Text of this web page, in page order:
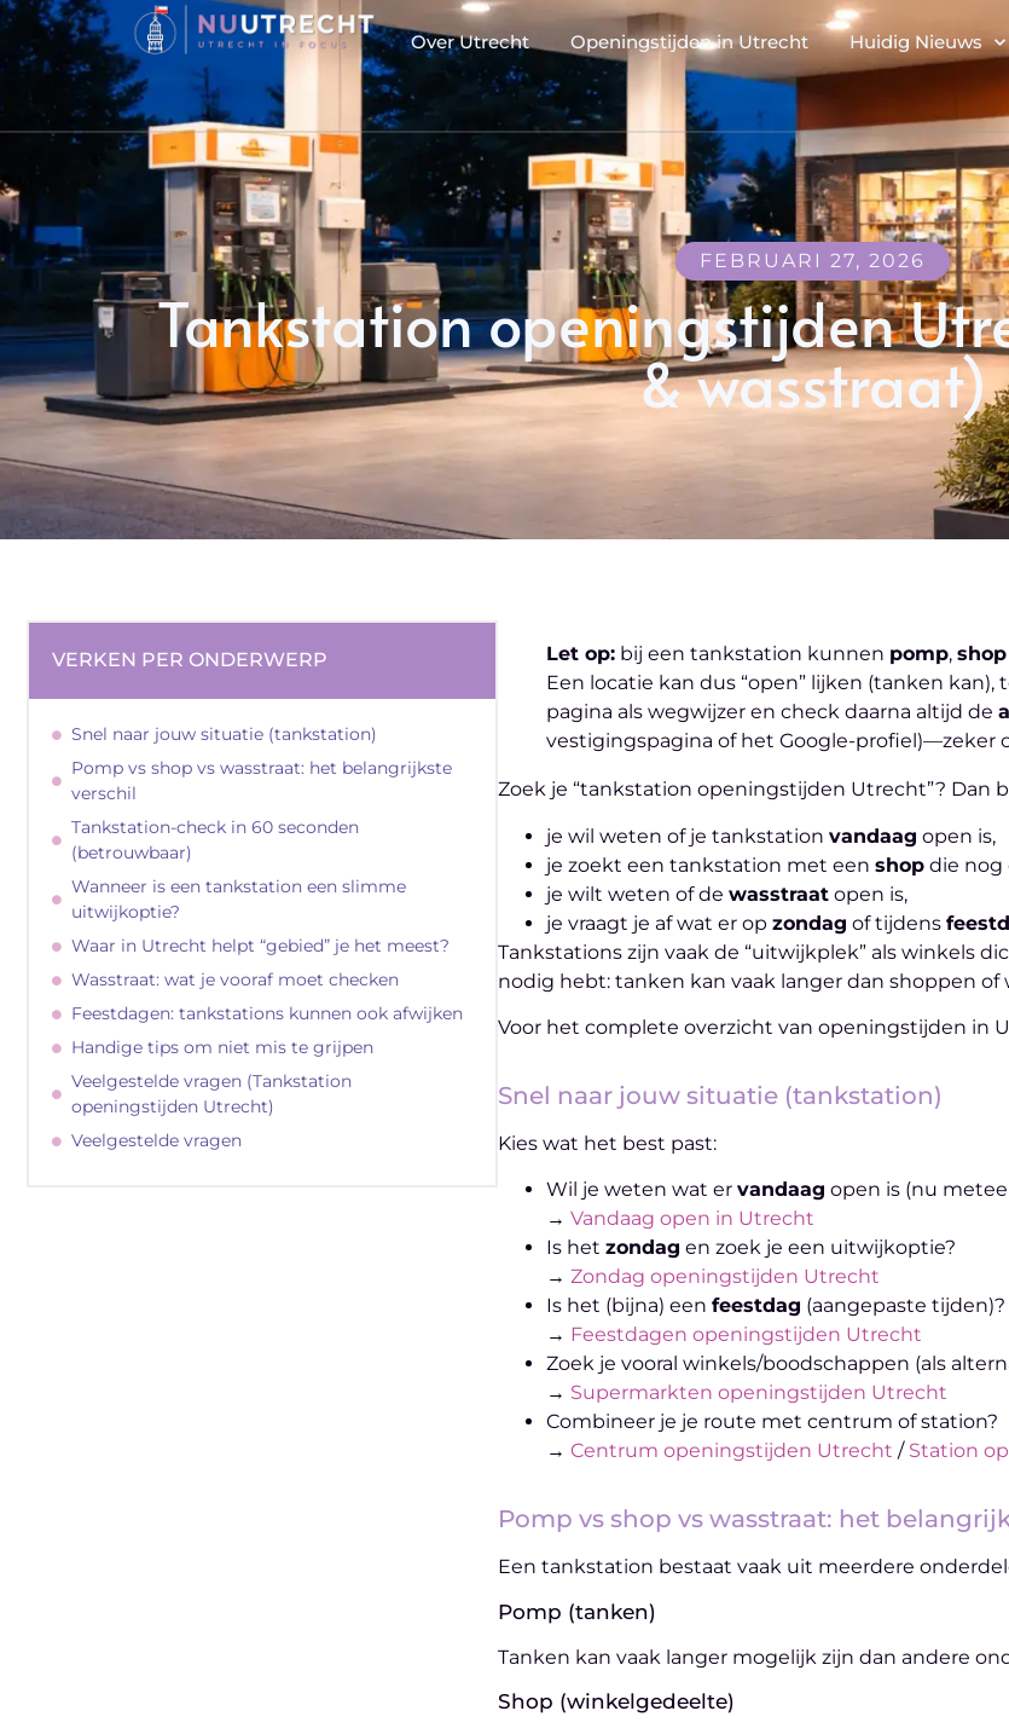
Over Utrecht Openingstijden in Utrecht Huidig Nieuws
FEBRUARI 27, 2026
Tankstation openingstijden
& wasstraat)
Let op: bij een tankstation kunnen pomp, shop
Een locatie kan dus “open” lijken (tanken
pagina als wegwijzer en check daarna altijd de
vestigingspagina of het Google-profiel)—zeker
Zoek je “tankstation openingstijden Utrecht”? Dan
je wil weten of je tankstation vandaag open is,
je zoekt een tankstation met een shop die nog
je wilt weten of de wasstraat open is,
je vraagt je af wat er op zondag of tijdens
Tankstations zijn vaak de “uitwijkplek” als winkels
nodig hebt: tanken kan vaak langer dan shoppen of
Voor het complete overzicht van openingstijden in
Snel naar jouw situatie (tankstation)
Kies wat het best past:
Wil je weten wat er vandaag open is (nu
→ Vandaag open in Utrecht
Is het zondag en zoek je een uitwijkoptie?
→ Zondag openingstijden Utrecht
Is het (bijna) een feestdag (aangepaste tijden)?
→ Feestdagen openingstijden Utrecht
Zoek je vooral winkels/boodschappen (als
→ Supermarkten openingstijden Utrecht
Combineer je je route met centrum of station?
→ Centrum openingstijden Utrecht / Station
Pomp vs shop vs wasstraat: het
Een tankstation bestaat vaak uit meerdere
Pomp (tanken)
Tanken kan vaak langer mogelijk zijn dan andere
Shop (winkelgedeelte)
VERKEN PER ONDERWERP
Snel naar jouw situatie (tankstation)
Pomp vs shop vs wasstraat: het belangrijkste
verschil
Tankstation-check in 60 seconden
(betrouwbaar)
Wanneer is een tankstation een slimme
uitwijkoptie?
Waar in Utrecht helpt “gebied” je het meest?
Wasstraat: wat je vooraf moet checken
Feestdagen: tankstations kunnen ook afwijken
Handige tips om niet mis te grijpen
Veelgestelde vragen (Tankstation
openingstijden Utrecht)
Veelgestelde vragen